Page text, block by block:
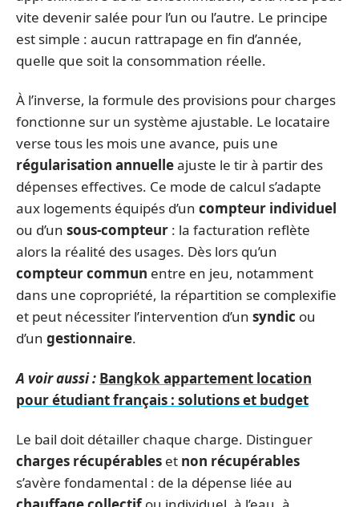
vite devenir salée pour l’un ou l’autre. Le principe
est simple : aucun rattrapage en fin d’année,
quelle que soit la consommation réelle.
À l’inverse, la formule des provisions pour charges
fonctionne sur un système ajustable. Le locataire
verse tous les mois une avance, puis une
régularisation annuelleajuste le tir à partir des
dépenses effectives. Ce mode de calcul s’adapte
aux logements équipés d’un compteur individuel
ou d’un sous-compteur : la facturation reflète
alors la réalité des usages. Dès lors qu’un
compteur commun entre en jeu, notamment
dans une copropriété, la répartition se complexifie
et peut nécessiter l’intervention d’un syndic ou
d’un gestionnaire.
A voir aussi : Bangkok appartement location
pour étudiant français : solutions et budget
Le bail doit détailler chaque charge. Distinguer
charges récupérables et non récupérables
s’avère fondamental : de la dépense liée au